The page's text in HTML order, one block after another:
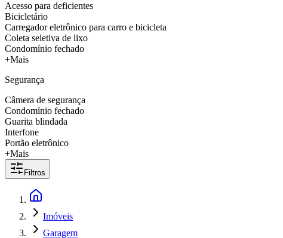
Acesso para deficientes
Bicicletário
Carregador eletrônico para carro e bicicleta
Coleta seletiva de lixo
Condomínio fechado
+Mais
Segurança
Câmera de segurança
Condomínio fechado
Guarita blindada
Interfone
Portão eletrônico
+Mais
Filtros
Imóveis
Garagem